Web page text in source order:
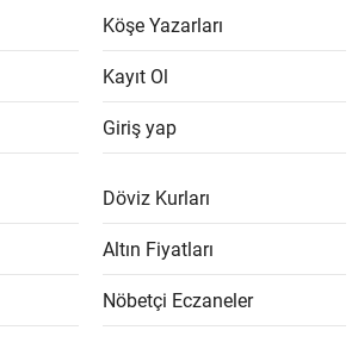
Köşe Yazarları
Kayıt Ol
Giriş yap
Döviz Kurları
Altın Fiyatları
Nöbetçi Eczaneler